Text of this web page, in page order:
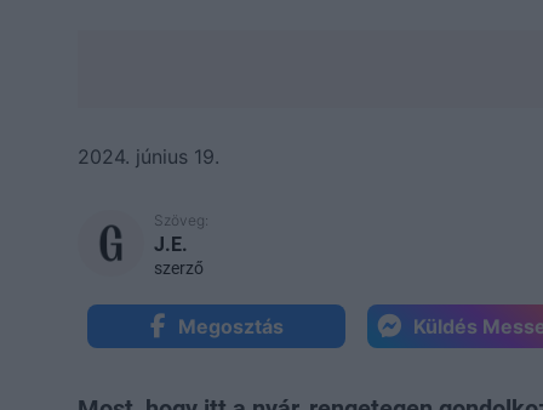
2024. június 19.
Szöveg:
J.E.
szerző
Megosztás Küldés